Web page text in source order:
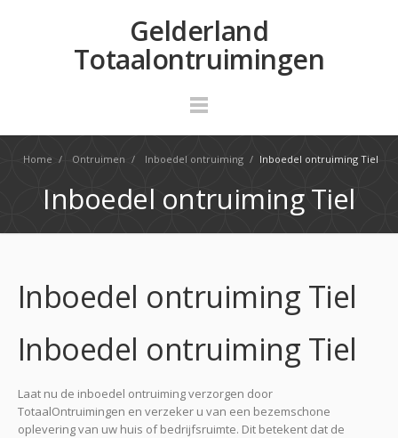
Gelderland
Totaalontruimingen
Home / Ontruimen / Inboedel ontruiming / Inboedel ontruiming Tiel
Inboedel ontruiming Tiel
Inboedel ontruiming Tiel
Inboedel ontruiming Tiel
Laat nu de inboedel ontruiming verzorgen door
TotaalOntruimingen en verzeker u van een bezemschone
oplevering van uw huis of bedrijfsruimte. Dit betekent dat de